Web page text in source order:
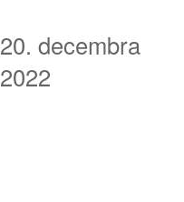
20. decembra
2022